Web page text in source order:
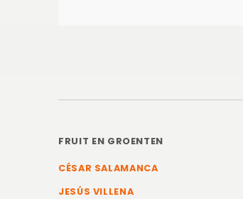
FRUIT EN GROENTEN
CÉSAR SALAMANCA
JESÚS VILLENA